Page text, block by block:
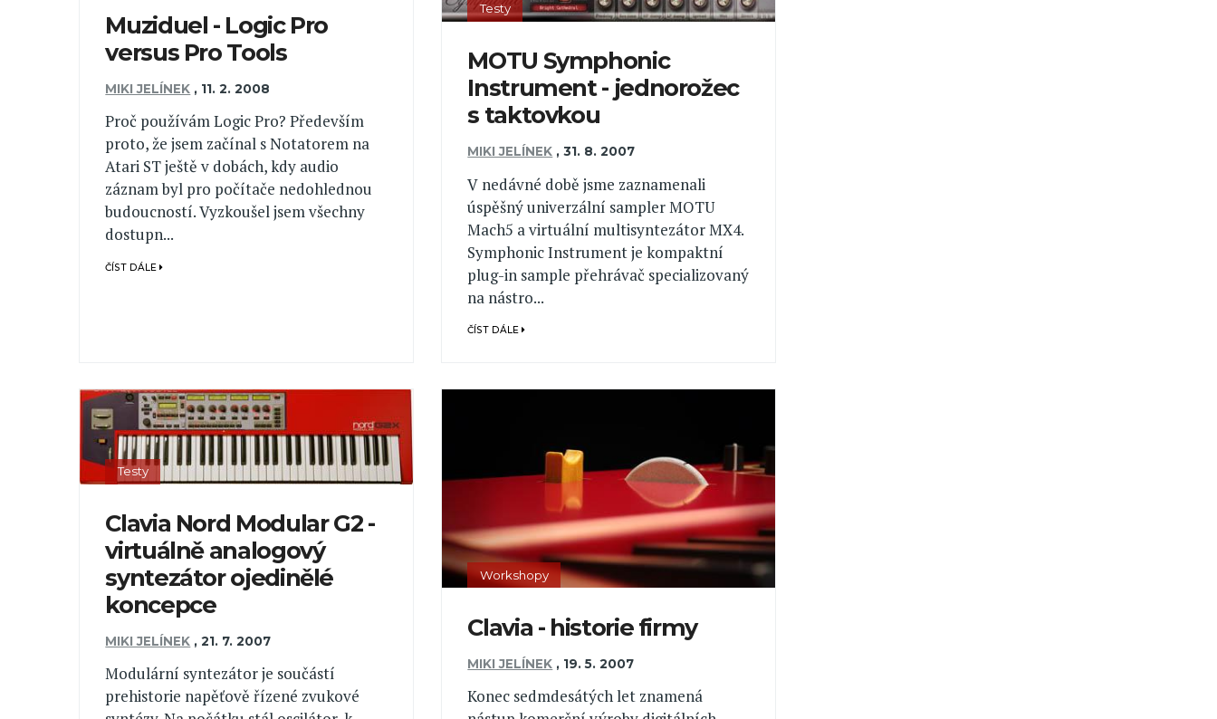
Muziduel - Logic Pro
versus Pro Tools
MIKI JELÍNEK , 11. 2. 2008
Proč používám Logic Pro? Především
proto, že jsem začínal s Notatorem na
Atari ST ještě v dobách, kdy audio
záznam byl pro počítače nedohlednou
budoucností. Vyzkoušel jsem všechny
dostupn...
ČÍST DÁLE
Testy
MOTU Symphonic
Instrument - jednorožec
s taktovkou
MIKI JELÍNEK ,31. 8. 2007
V nedávné době jsme zaznamenali
úspěšný univerzální sampler MOTU
Mach5 a virtuální multisyntezátor MX4.
Symphonic Instrument je kompaktní
plug-in sample přehrávač specializovaný
na nástro...
ČÍST DÁLE
Testy
Clavia Nord Modular G2 -
virtuálně analogový
syntezátor ojedinělé
koncepce
MIKI JELÍNEK ,21. 7. 2007
Modulární syntezátor je součástí
prehistorie napěťově řízené zvukové
Workshopy
Clavia - historie firmy
MIKI JELÍNEK , 19. 5. 2007
Konec sedmdesátých let znamená